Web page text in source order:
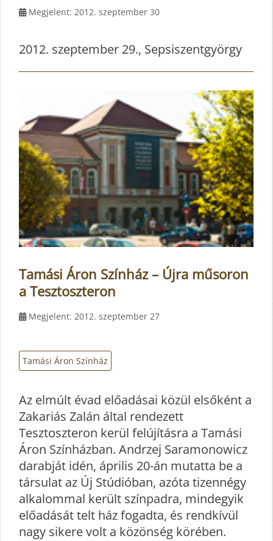
Megjelent: 2012. szeptember 30
2012. szeptember 29., Sepsiszentgyörgy
Tamási Áron Színház – Újra műsoron
a Tesztoszteron
Megjelent: 2012. szeptember 27
Tamási Áron Színház
Az elmúlt évad előadásai közül elsőként a
Zakariás Zalán által rendezett
Tesztoszteron kerül felújításra a Tamási
Áron Színházban. Andrzej Saramonowicz
darabját idén, április 20-án mutatta be a
társulat az Új Stúdióban, azóta tizennégy
alkalommal került színpadra, mindegyik
előadását telt ház fogadta, és rendkívül
nagy sikere volt a közönség körében.